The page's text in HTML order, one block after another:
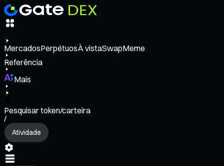
MercadosPerpétuosÀ vistaSwapMeme
Referência
Mais
Pesquisar token/carteira
/
Atividade